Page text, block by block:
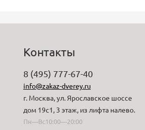
Контакты
8 (495) 777-67-40
info@zakaz-dverey.ru
г. Москва, ул. Ярославское шоссе
дом 19с1, 3 этаж, из лифта налево.
Пн—Вс10:00—20:00